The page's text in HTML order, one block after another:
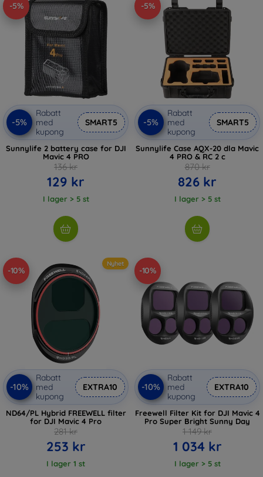
-5%
-5%
Rabatt
med
kupong
SMART5
Sunnylife 2 battery case for DJI
Mavic 4 PRO
136 kr
129 kr
I lager > 5 st
-5%
-5%
Rabatt
med
kupong
SMART5
Sunnylife Case AQX-20 dla Mavic
4 PRO & RC 2 c
870 kr
826 kr
I lager > 5 st
-10%
Nyhet
-10%
Rabatt
med
kupong
EXTRA10
ND64/PL Hybrid FREEWELL filter
for DJI Mavic 4 Pro
281 kr
253 kr
I lager 1 st
-10%
-10%
Rabatt
med
kupong
EXTRA10
Freewell Filter Kit for DJI Mavic 4
Pro Super Bright Sunny Day
1 149 kr
1 034 kr
I lager > 5 st